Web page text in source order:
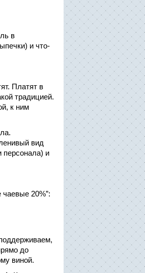
в
и что-
Платят в
традицией.
к ним
вид
персонала) и
20%”:
до
виной.